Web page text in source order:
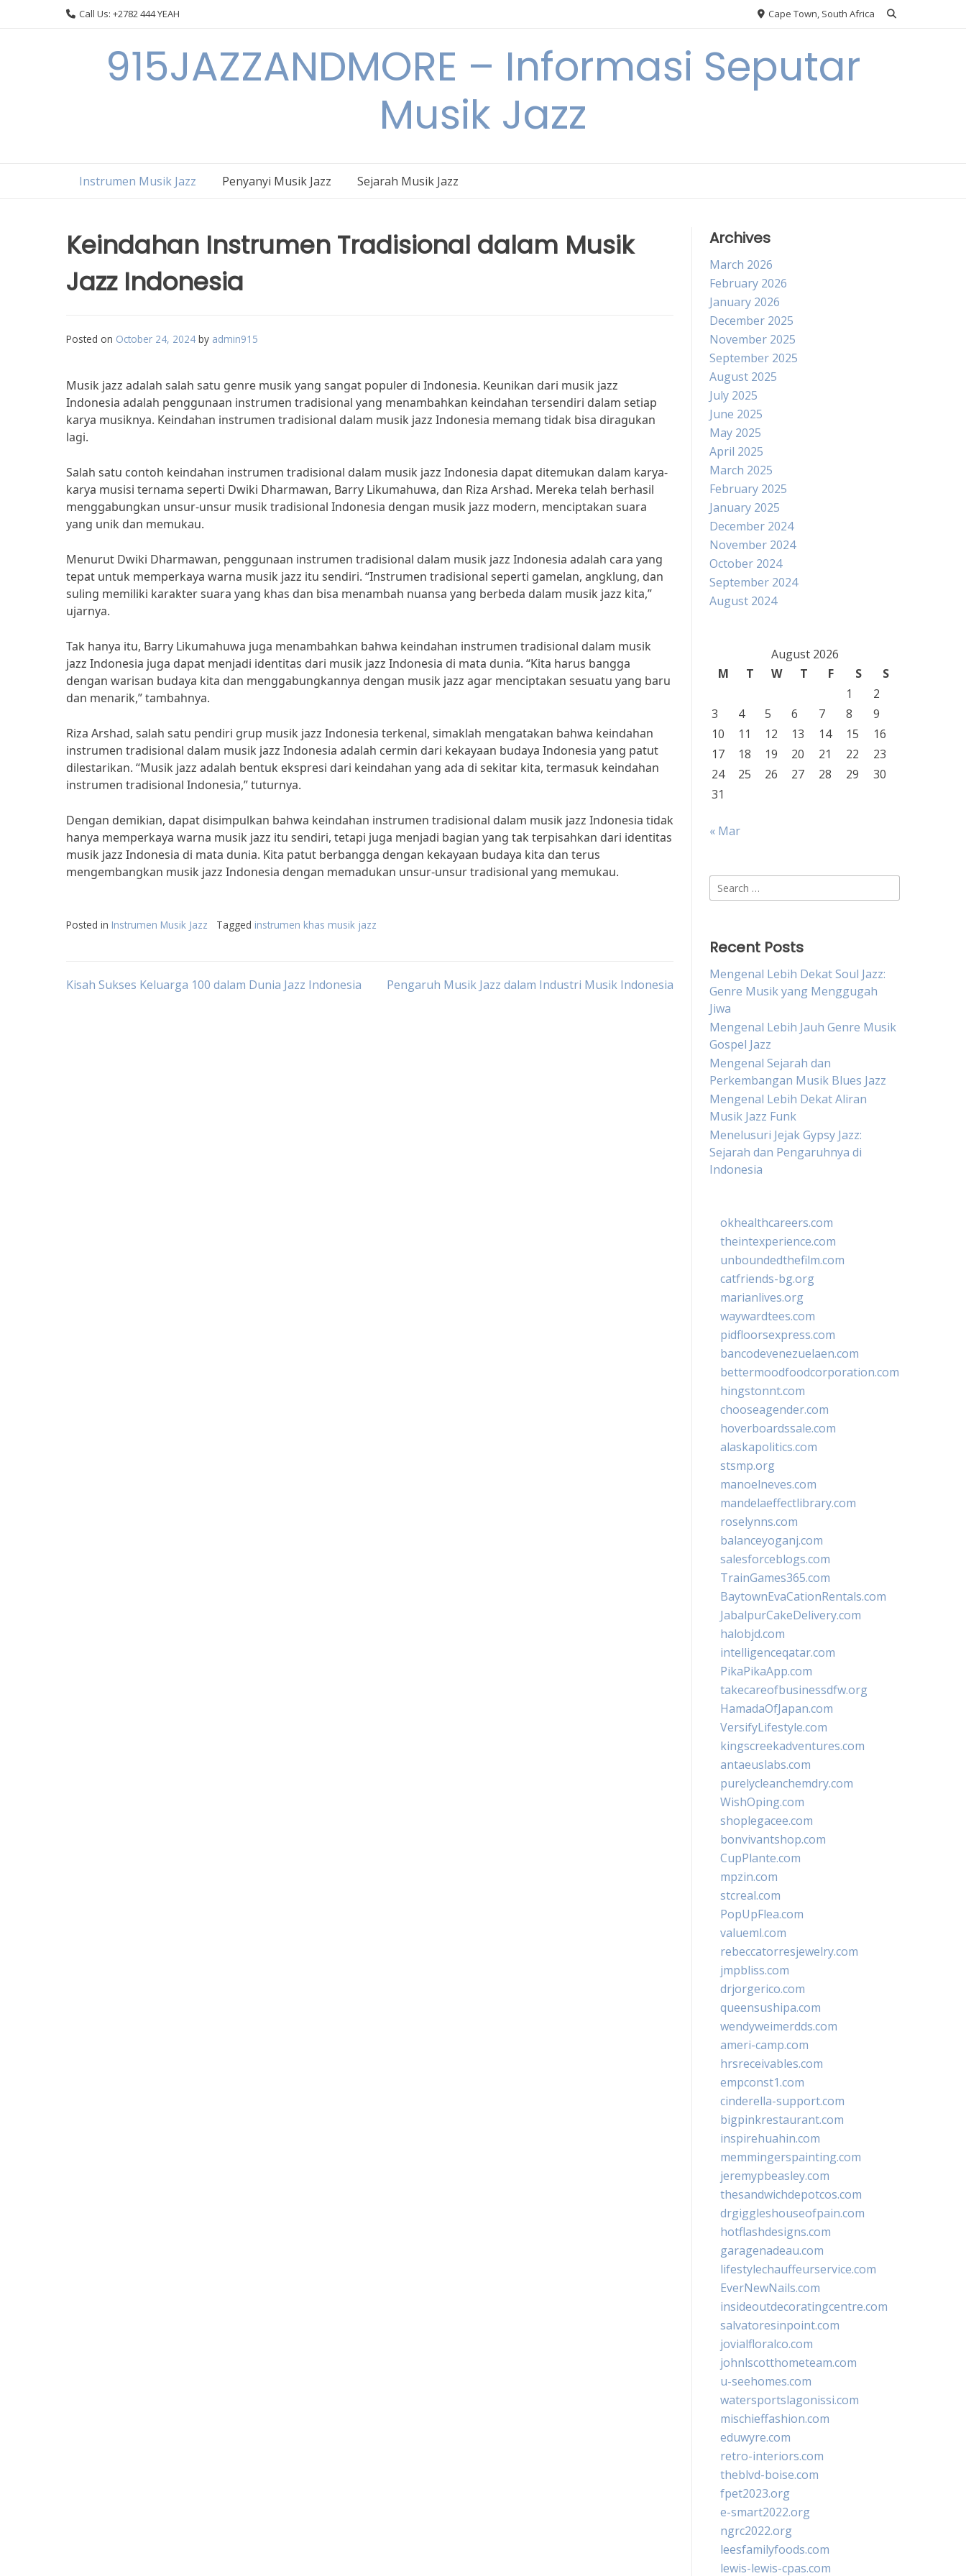
Call Us: +2782 444 YEAH Cape Town, South Africa
915JAZZANDMORE – Informasi Seputar
Musik Jazz
Instrumen Musik Jazz Penyanyi Musik Jazz Sejarah Musik Jazz
Keindahan Instrumen Tradisional dalam Musik
Jazz Indonesia
Posted on October 24, 2024 by admin915
Musik jazz adalah salah satu genre musik yang sangat populer di Indonesia. Keunikan dari musik jazz
Indonesia adalah penggunaan instrumen tradisional yang menambahkan keindahan tersendiri dalam setiap
karya musiknya. Keindahan instrumen tradisional dalam musik jazz Indonesia memang tidak bisa diragukan
lagi.
Salah satu contoh keindahan instrumen tradisional dalam musik jazz Indonesia dapat ditemukan dalam karya-
karya musisi ternama seperti Dwiki Dharmawan, Barry Likumahuwa, dan Riza Arshad. Mereka telah berhasil
menggabungkan unsur-unsur musik tradisional Indonesia dengan musik jazz modern, menciptakan suara
yang unik dan memukau.
Menurut Dwiki Dharmawan, penggunaan instrumen tradisional dalam musik jazz Indonesia adalah cara yang
tepat untuk memperkaya warna musik jazz itu sendiri. “Instrumen tradisional seperti gamelan, angklung, dan
suling memiliki karakter suara yang khas dan bisa menambah nuansa yang berbeda dalam musik jazz kita,”
ujarnya.
Tak hanya itu, Barry Likumahuwa juga menambahkan bahwa keindahan instrumen tradisional dalam musik
jazz Indonesia juga dapat menjadi identitas dari musik jazz Indonesia di mata dunia. “Kita harus bangga
dengan warisan budaya kita dan menggabungkannya dengan musik jazz agar menciptakan sesuatu yang baru
dan menarik,” tambahnya.
Riza Arshad, salah satu pendiri grup musik jazz Indonesia terkenal, simaklah mengatakan bahwa keindahan
instrumen tradisional dalam musik jazz Indonesia adalah cermin dari kekayaan budaya Indonesia yang patut
dilestarikan. “Musik jazz adalah bentuk ekspresi dari keindahan yang ada di sekitar kita, termasuk keindahan
instrumen tradisional Indonesia,” tuturnya.
Dengan demikian, dapat disimpulkan bahwa keindahan instrumen tradisional dalam musik jazz Indonesia tidak
hanya memperkaya warna musik jazz itu sendiri, tetapi juga menjadi bagian yang tak terpisahkan dari identitas
musik jazz Indonesia di mata dunia. Kita patut berbangga dengan kekayaan budaya kita dan terus
mengembangkan musik jazz Indonesia dengan memadukan unsur-unsur tradisional yang memukau.
Posted in Instrumen Musik Jazz Tagged instrumen khas musik jazz
Post
Kisah Sukses Keluarga 100 dalam Dunia Jazz Indonesia Pengaruh Musik Jazz dalam Industri Musik Indonesia
Archives
March 2026
February 2026
January 2026
December 2025
November 2025
September 2025
August 2025
July 2025
June 2025
May 2025
April 2025
March 2025
February 2025
January 2025
December 2024
November 2024
October 2024
September 2024
August 2024
August 2026
M
T W T F S
S
1
2
3
4 5 6 7 8
9
10
11 12 13 14 15
16
17
18 19 20 21 22
23
24
25 26 27 28 29
30
31
« Mar
Search
for:
Recent Posts
Mengenal Lebih Dekat Soul Jazz:
Genre Musik yang Menggugah
Jiwa
Mengenal Lebih Jauh Genre Musik
Gospel Jazz
Mengenal Sejarah dan
Perkembangan Musik Blues Jazz
Mengenal Lebih Dekat Aliran
Musik Jazz Funk
Menelusuri Jejak Gypsy Jazz:
Sejarah dan Pengaruhnya di
Indonesia
okhealthcareers.com
theintexperience.com
unboundedthefilm.com
catfriends-bg.org
marianlives.org
waywardtees.com
pidfloorsexpress.com
bancodevenezuelaen.com
bettermoodfoodcorporation.com
hingstonnt.com
chooseagender.com
hoverboardssale.com
alaskapolitics.com
stsmp.org
manoelneves.com
mandelaeffectlibrary.com
roselynns.com
balanceyoganj.com
salesforceblogs.com
TrainGames365.com
BaytownEvaCationRentals.com
JabalpurCakeDelivery.com
halobjd.com
intelligenceqatar.com
PikaPikaApp.com
takecareofbusinessdfw.org
HamadaOfJapan.com
VersifyLifestyle.com
kingscreekadventures.com
antaeuslabs.com
purelycleanchemdry.com
WishOping.com
shoplegacee.com
bonvivantshop.com
CupPlante.com
mpzin.com
stcreal.com
PopUpFlea.com
valueml.com
rebeccatorresjewelry.com
jmpbliss.com
drjorgerico.com
queensushipa.com
wendyweimerdds.com
ameri-camp.com
hrsreceivables.com
empconst1.com
cinderella-support.com
bigpinkrestaurant.com
inspirehuahin.com
memmingerspainting.com
jeremypbeasley.com
thesandwichdepotcos.com
drgiggleshouseofpain.com
hotflashdesigns.com
garagenadeau.com
lifestylechauffeurservice.com
EverNewNails.com
insideoutdecoratingcentre.com
salvatoresinpoint.com
jovialfloralco.com
johnlscotthometeam.com
u-seehomes.com
watersportslagonissi.com
mischieffashion.com
eduwyre.com
retro-interiors.com
theblvd-boise.com
fpet2023.org
e-smart2022.org
ngrc2022.org
leesfamilyfoods.com
lewis-lewis-cpas.com